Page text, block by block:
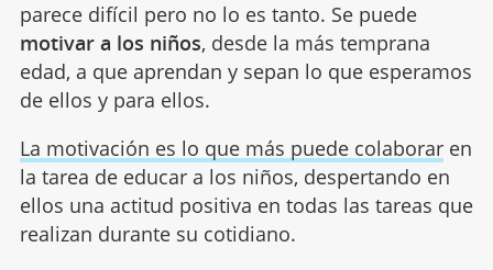
parece difícil pero no lo es tanto. Se puede
motivar a los niños, desde la más temprana
edad, a que aprendan y sepan lo que esperamos
de ellos y para ellos.
La motivación es lo que más puede colaboraren
la tarea de educar a los niños, despertando en
ellos una actitud positiva en todas las tareas que
realizan durante su cotidiano.